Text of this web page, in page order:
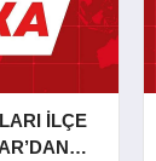
İLÇE